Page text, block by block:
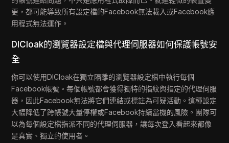
更，都可能導致所有設定檔的Facebook無法載入或Facebook應
用程式無法運作。
DICloak的瀏覽器設定檔與代理伺服器如何保護帳號安
全
你可以使用DICloak在獨立隔離的瀏覽器設定檔中執行每個
Facebook帳號。每個帳號都會獲得獨特的指紋與指定的代理伺服
器，因此Facebook無法將它們連結或標註為可疑活動。這種設定
大幅降低了跨帳號大量停權或Facebook持續當機的風險。團隊可
以為每個設定檔指派不同的代理伺服器，讓每次登入看起來都像
是真實、獨立的使用者。